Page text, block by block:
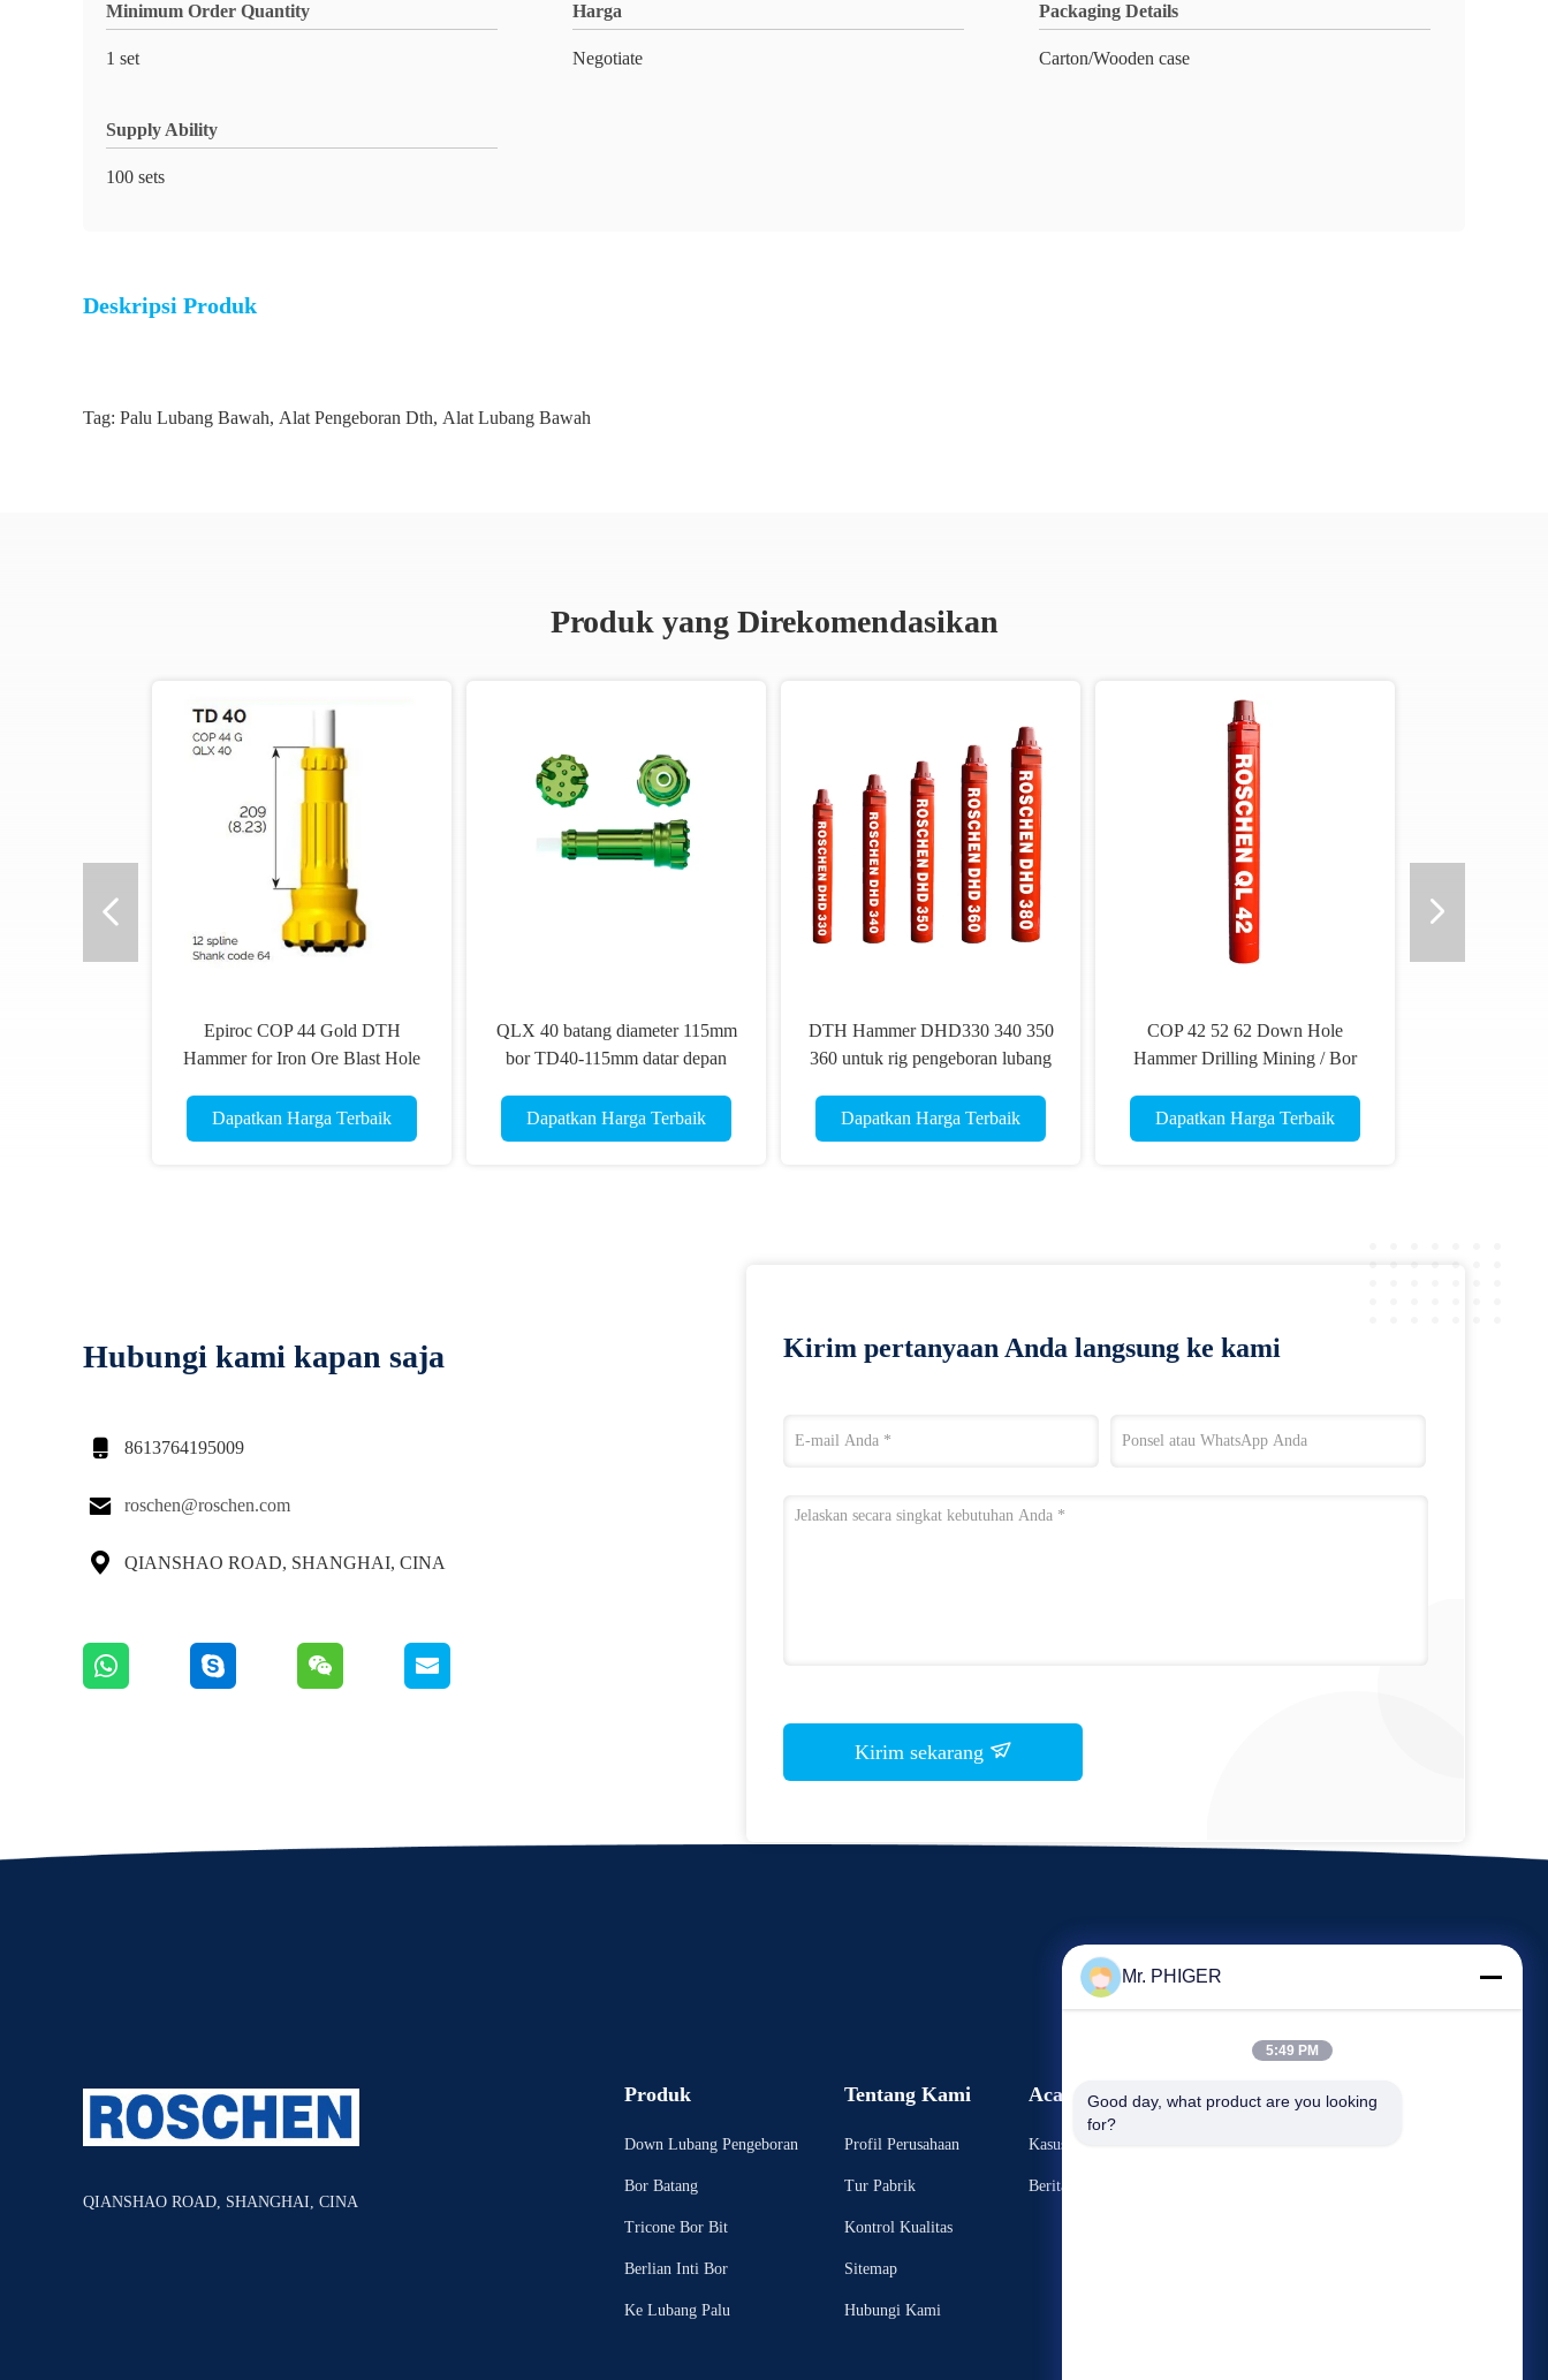
Minimum Order Quantity
1 set
Harga
Negotiate
Packaging Details
Carton/Wooden case
Supply Ability
100 sets
Deskripsi Produk
Tag: Palu Lubang Bawah, Alat Pengeboran Dth, Alat Lubang Bawah
Produk yang Direkomendasikan
Epiroc COP 44 Gold DTH
Hammer for Iron Ore Blast Hole
spline Shank for 110-130mm Hole
Range Pengeboran dengan ukuran
Dapatkan Harga Terbaik
QLX 40 batang diameter 115mm
bor TD40-115mm datar depan
kecepatan bit
Dapatkan Harga Terbaik
DTH Hammer DHD330 340 350
360 untuk rig pengeboran lubang
Dapatkan Harga Terbaik
COP 42 52 62 Down Hole
Hammer Drilling Mining / Bor
Mine Machine
Dapatkan Harga Terbaik
Hubungi kami kapan saja
 8613764195009
 roschen@roschen.com
 QIANSHAO ROAD, SHANGHAI, CINA
Kirim pertanyaan Anda langsung ke kami
Kirim sekarang
QIANSHAO ROAD, SHANGHAI, CINA
Produk
Down Lubang Pengeboran
Bor Batang
Tricone Bor Bit
Berlian Inti Bor
Ke Lubang Palu
Tentang Kami
Profil Perusahaan
Tur Pabrik
Kontrol Kualitas
Sitemap
Hubungi Kami
Acara
Kasus-Kasus
Berita
Meminta Kutipan
Mr. PHIGER
5:49 PM
Good day, what product are you looking
for?